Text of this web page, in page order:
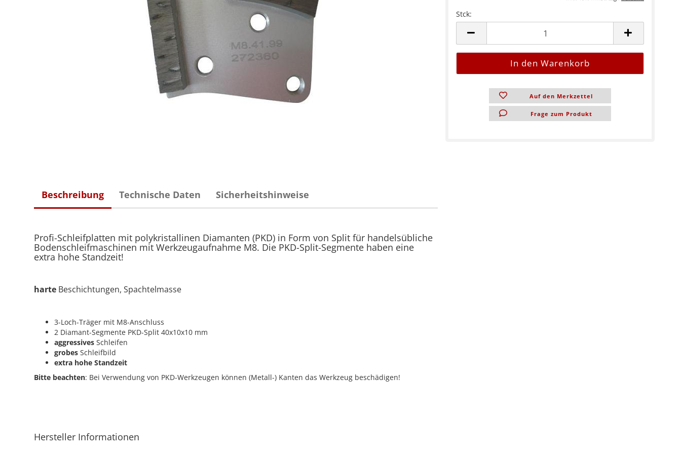
Diamant-Schleifschuh für
Diamant-Schleifschuh für
Scanmaskin+Wolff
Diamant-Schleifschuh für
Diamant-Boden-Schleifteller Ø
Diamant-Fliesenbohrer
Stck:
Stck
Auf den Merkzettel
Frage zum Produkt
Beschreibung Technische Daten Sicherheitshinweise
Profi-Schleifplatten mit polykristallinen Diamanten (PKD) in Form von Split für handelsübliche
Bodenschleifmaschinen mit Werkzeugaufnahme M8. Die PKD-Split-Segmente haben eine
extra hohe Standzeit!
harte Beschichtungen, Spachtelmasse
3-Loch-Träger mit M8-Anschluss
2 Diamant-Segmente PKD-Split 40x10x10 mm
aggressives Schleifen
grobes Schleifbild
extra hohe Standzeit
Bitte beachten: Bei Verwendung von PKD-Werkzeugen können (Metall-) Kanten das Werkzeug beschädigen!
Hersteller Informationen